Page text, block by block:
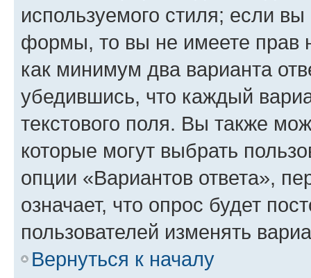
используемого стиля; если
формы, то вы не имеете прав
как минимум два варианта
убедившись, что каждый
текстового поля. Вы также
которые могут выбрать
опции «Вариантов ответа»,
означает, что опрос будет
пользователей изменять
Вернуться к началу